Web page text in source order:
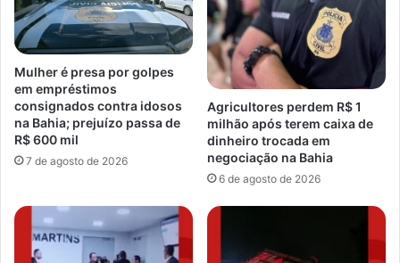
Mulher é presa por golpes
em empréstimos
consignados contra idosos
na Bahia; prejuízo passa de
R$ 600 mil
7 de agosto de 2026
Agricultores perdem R$ 1
milhão após terem caixa de
dinheiro trocada em
negociação na Bahia
6 de agosto de 2026